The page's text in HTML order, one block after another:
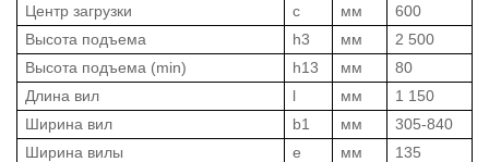
Центр загрузки
c мм
600
Высота подъема
h3 мм
2 500
Высота подъема (min)
h13 мм
80
Длина вил
l мм
1 150
Ширина вил
b1 мм
305-840
Ширина вилы
e мм
135